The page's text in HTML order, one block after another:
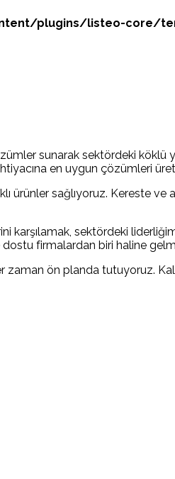
plugins/listeo-core/
sunarak sektördeki köklü
en uygun çözümleri
ürünler sağlıyoruz. Kereste
sektördeki
firmalardan biri haline
ön planda tutuyoruz.